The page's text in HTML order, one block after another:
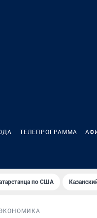
ТЕЛЕПРОГРАММА
по США